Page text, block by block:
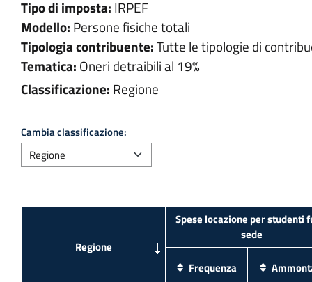
Tipo di imposta: IRPEF
Modello: Persone fisiche totali
Tipologia contribuente:Tutte le tipologie di
Tematica: Oneri detraibili al 19%
Classificazione: Regione
Cambia classificazione:
Spese locazione per studenti